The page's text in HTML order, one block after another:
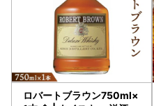
ロバートブラウン750ml×